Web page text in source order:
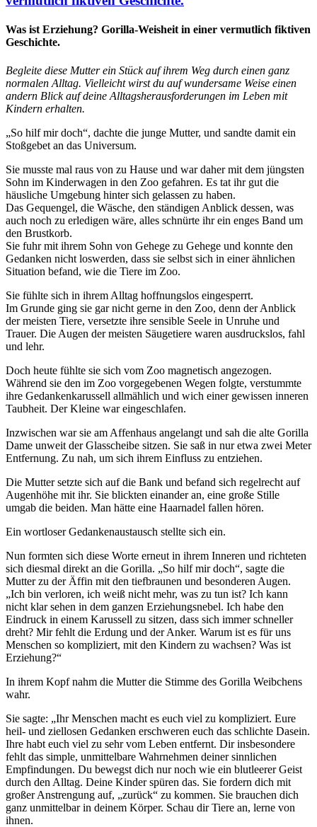
Was ist Erziehung? Gorilla-Weisheit in einer vermutlich fiktiven
Geschichte.
Begleite diese Mutter ein Stück auf ihrem Weg durch einen ganz
normalen Alltag. Vielleicht wirst du auf wundersame Weise einen
andern Blick auf deine Alltagsherausforderungen im Leben mit
Kindern erhalten.
„So hilf mir doch“, dachte die junge Mutter, und sandte damit ein
Stoßgebet an das Universum.
Sie musste mal raus von zu Hause und war daher mit dem jüngsten
Sohn im Kinderwagen in den Zoo gefahren. Es tat ihr gut die
häusliche Umgebung hinter sich gelassen zu haben.
Das Gequengel, die Wäsche, den ständigen Anblick dessen, was
auch noch zu erledigen wäre, alles schnürte ihr ein enges Band um
den Brustkorb.
Sie fuhr mit ihrem Sohn von Gehege zu Gehege und konnte den
Gedanken nicht loswerden, dass sie selbst sich in einer ähnlichen
Situation befand, wie die Tiere im Zoo.
Sie fühlte sich in ihrem Alltag hoffnungslos eingesperrt.
Im Grunde ging sie gar nicht gerne in den Zoo, denn der Anblick
der meisten Tiere, versetzte ihre sensible Seele in Unruhe und
Trauer. Die Augen der meisten Säugetiere waren ausdruckslos, fahl
und lehr.
Doch heute fühlte sie sich vom Zoo magnetisch angezogen.
Während sie den im Zoo vorgegebenen Wegen folgte, verstummte
ihre Gedankenkarussell allmählich und wich einer gewissen inneren
Taubheit. Der Kleine war eingeschlafen.
Inzwischen war sie am Affenhaus angelangt und sah die alte Gorilla
Dame unweit der Glasscheibe sitzen. Sie saß in nur etwa zwei Meter
Entfernung. Zu nah, um sich ihrem Einfluss zu entziehen.
Die Mutter setzte sich auf die Bank und befand sich regelrecht auf
Augenhöhe mit ihr. Sie blickten einander an, eine große Stille
umgab die beiden. Man hätte eine Haarnadel fallen hören.
Ein wortloser Gedankenaustausch stellte sich ein.
Nun formten sich diese Worte erneut in ihrem Inneren und richteten
sich diesmal direkt an die Gorilla. „So hilf mir doch“, sagte die
Mutter zu der Äffin mit den tiefbraunen und besonderen Augen.
„Ich bin verloren, ich weiß nicht mehr, was zu tun ist? Ich kann
nicht klar sehen in dem ganzen Erziehungsnebel. Ich habe den
Eindruck in einem Karussell zu sitzen, dass sich immer schneller
dreht? Mir fehlt die Erdung und der Anker. Warum ist es für uns
Menschen so kompliziert, mit den Kindern zu wachsen? Was ist
Erziehung?“
In ihrem Kopf nahm die Mutter die Stimme des Gorilla Weibchens
wahr.
Sie sagte: „Ihr Menschen macht es euch viel zu kompliziert. Eure
heil- und ziellosen Gedanken erschweren euch das schlichte Dasein.
Ihre habt euch viel zu sehr vom Leben entfernt. Dir insbesondere
fehlt das simple, unmittelbare Wahrnehmen deiner sinnlichen
Empfindungen. Du bewegst dich nur noch wie ein blutleerer Geist
durch den Alltag. Deine Kinder spüren das. Sie fordern dich mit
großer Anstrengung auf, „zurück“ zu kommen. Sie brauchen dich
ganz unmittelbar in deinem Körper. Schau dir Tiere an, lerne von
ihnen.